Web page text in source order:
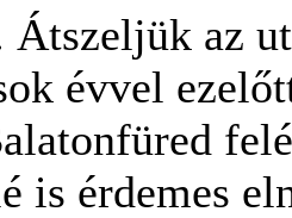
Átszeljük az
évvel
is érdemes